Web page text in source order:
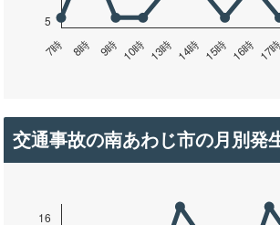
交通事故の南あわじ市の月別発